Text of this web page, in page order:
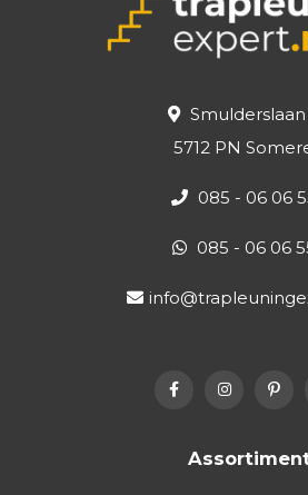
5712 PN
085 - 06 06
085 - 06 06